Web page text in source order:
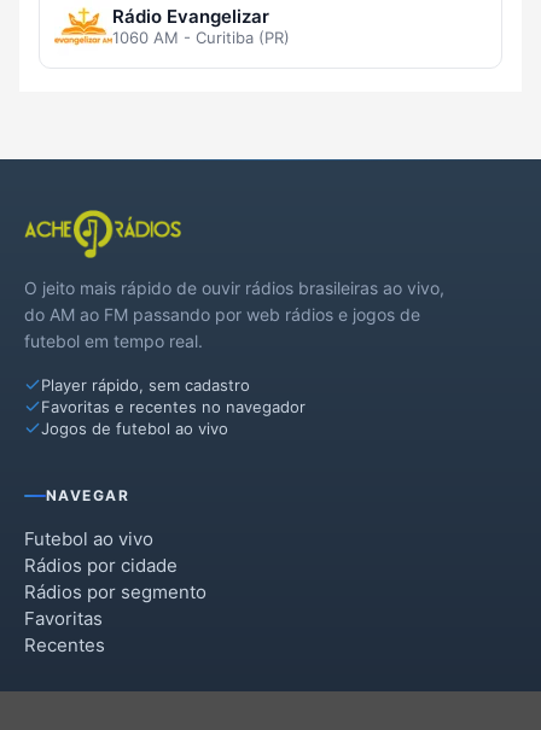
Rádio Evangelizar
1060 AM - Curitiba (PR)
O jeito mais rápido de ouvir rádios brasileiras ao vivo,
do AM ao FM passando por web rádios e jogos de
futebol em tempo real.
Player rápido, sem cadastro
Favoritas e recentes no navegador
Jogos de futebol ao vivo
NAVEGAR
Futebol ao vivo
Rádios por cidade
Rádios por segmento
Favoritas
Recentes